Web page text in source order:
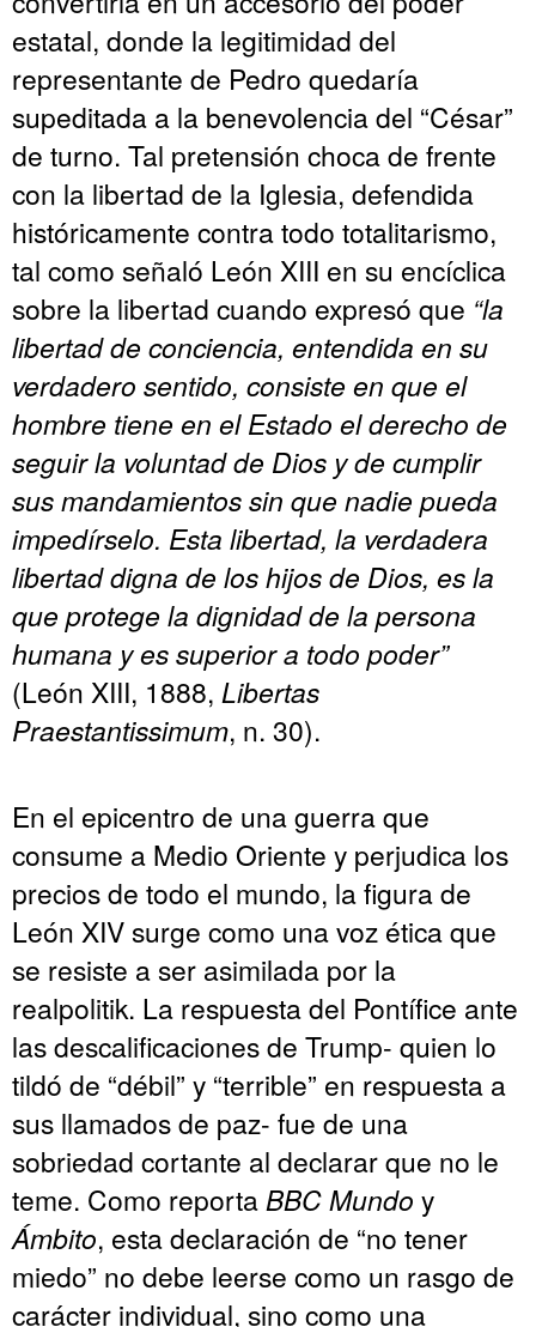
estatal, donde la legitimidad del
representante de Pedro quedaría
supeditada a la benevolencia del “César”
de turno. Tal pretensión choca de frente
con la libertad de la Iglesia, defendida
históricamente contra todo totalitarismo,
tal como señaló León XIII en su encíclica
sobre la libertad cuando expresó que “la
libertad de conciencia, entendida en su
verdadero sentido, consiste en que el
hombre tiene en el Estado el derecho de
seguir la voluntad de Dios y de cumplir
sus mandamientos sin que nadie pueda
impedírselo. Esta libertad, la verdadera
libertad digna de los hijos de Dios, es la
que protege la dignidad de la persona
humana y es superior a todo poder”
(León XIII, 1888, Libertas
Praestantissimum, n. 30).
En el epicentro de una guerra que
consume a Medio Oriente y perjudica los
precios de todo el mundo, la figura de
León XIV surge como una voz ética que
se resiste a ser asimilada por la
realpolitik. La respuesta del Pontífice ante
las descalificaciones de Trump- quien lo
tildó de “débil” y “terrible” en respuesta a
sus llamados de paz- fue de una
sobriedad cortante al declarar que no le
teme. Como reporta BBC Mundo y
Ámbito, esta declaración de “no tener
miedo” no debe leerse como un rasgo de
carácter individual, sino como una